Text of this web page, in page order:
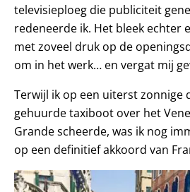
televisieploeg die publiciteit
redeneerde ik. Het bleek echter
met zoveel druk op de
om in het werk… en vergat mij
Terwijl ik op een uiterst zonnige
gehuurde taxiboot over het
Grande scheerde, was ik nog
op een definitief akkoord van